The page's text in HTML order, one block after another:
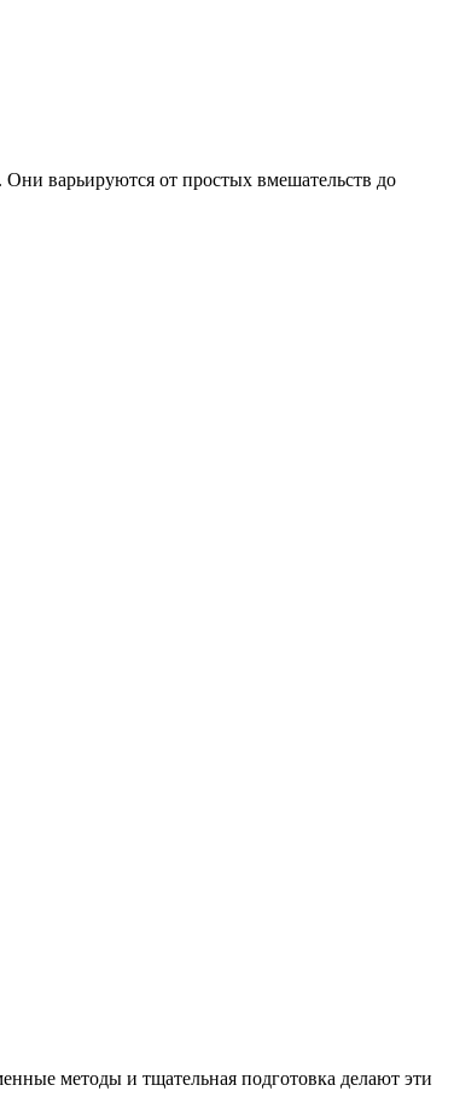
варьируются от простых вмешательств до
методы и тщательная подготовка делают эти